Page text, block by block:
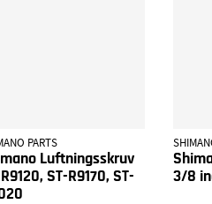
PARTS
Luftningsskruv
ST-R9170, ST-
3/8